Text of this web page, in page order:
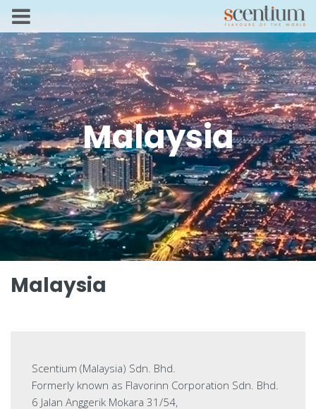
Malaysia
Malaysia
Scentium (Malaysia) Sdn. Bhd.
Formerly known as Flavorinn Corporation Sdn. Bhd.
6 Jalan Anggerik Mokara 31/54,